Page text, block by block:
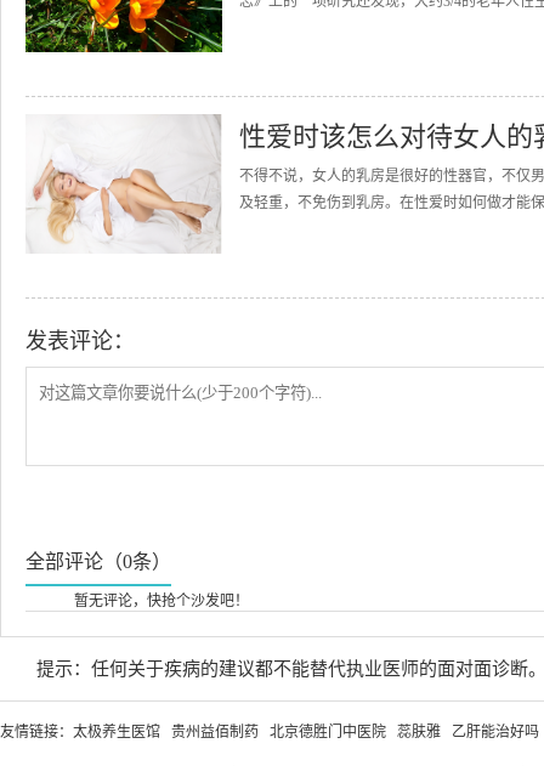
性爱时该怎么对待女人的
不得不说，女人的乳房是很好的性器官，不仅
及轻重，不免伤到乳房。在性爱时如何做才能
发表评论：
全部评论（0条）
暂无评论，快抢个沙发吧！
提示：任何关于疾病的建议都不能替代执业医师的面对面诊断
友情链接： 太极养生医馆 贵州益佰制药 北京德胜门中医院 蕊肤雅 乙肝能治好吗